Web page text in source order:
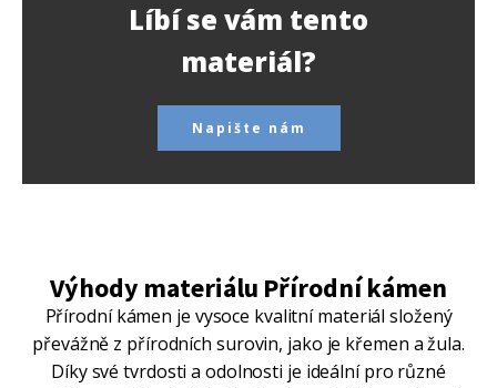
Líbí se vám tento
materiál?
Napište nám
Výhody materiálu Přírodní kámen
Přírodní kámen je vysoce kvalitní materiál složený
převážně z přírodních surovin, jako je křemen a žula.
Díky své tvrdosti a odolnosti je ideální pro různé